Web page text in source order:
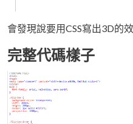
會發現說要用CSS寫出3D的
完整代碼樣子